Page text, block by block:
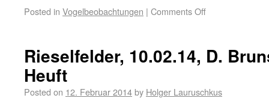
Posted in Vogelbeobachtungen | Comments Off
Rieselfelder, 10.02.14, D.
Heuft
Posted on 12. Februar 2014by Holger Lauruschkus